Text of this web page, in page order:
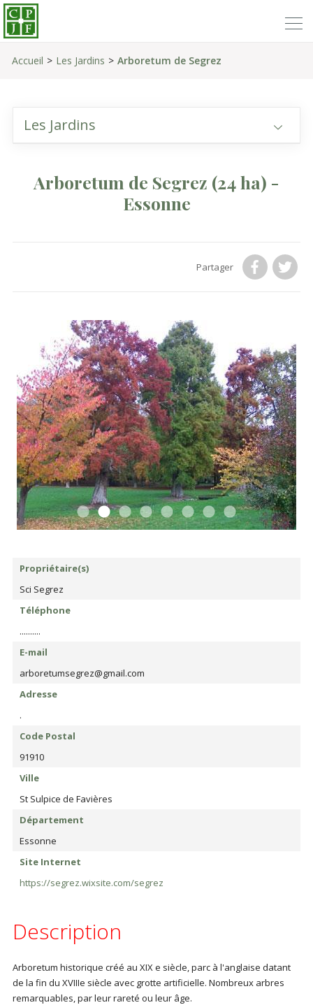
Accueil Les Jardins Arboretum de Segrez
Les Jardins
Arboretum de Segrez (24 ha) -
Essonne
Partager
Propriétaire(s)
Sci Segrez
Téléphone
..........
E-mail
arboretumsegrez@gmail.com
Adresse
.
Code Postal
91910
Ville
St Sulpice de Favières
Département
Essonne
Site Internet
https://segrez.wixsite.com/segrez
Description
Arboretum historique créé au XIX e siècle, parc à l'anglaise datant
de la fin du XVIIIe siècle avec grotte artificielle. Nombreux arbres
remarquables, par leur rareté ou leur âge.